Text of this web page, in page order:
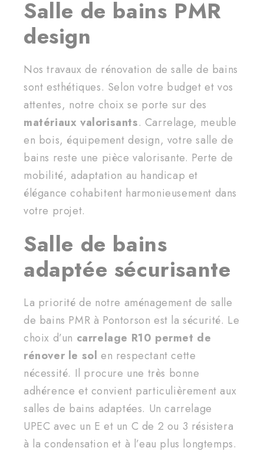
Salle de bains PMR
design
Nos travaux de rénovation de salle de bains
sont esthétiques. Selon votre budget et vos
attentes, notre choix se porte sur des
matériaux valorisants. Carrelage, meuble
en bois, équipement design, votre salle de
bains reste une pièce valorisante. Perte de
mobilité, adaptation au handicap et
élégance cohabitent harmonieusement dans
votre projet.
Salle de bains
adaptée sécurisante
La priorité de notre aménagement de salle
de bains PMR à Pontorson est la sécurité. Le
choix d’un carrelage R10 permet de
rénover le sol en respectant cette
nécessité. Il procure une très bonne
adhérence et convient particulièrement aux
salles de bains adaptées. Un carrelage
UPEC avec un E et un C de 2 ou 3 résistera
à la condensation et à l’eau plus longtemps.